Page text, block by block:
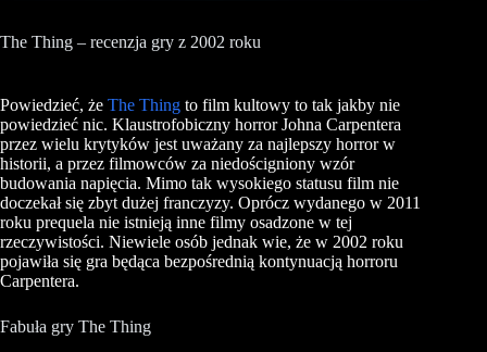
The Thing – recenzja gry z 2002 roku
Powiedzieć, że The Thing to film kultowy to tak jakby nie
powiedzieć nic. Klaustrofobiczny horror Johna Carpentera
przez wielu krytyków jest uważany za najlepszy horror w
historii, a przez filmowców za niedościgniony wzór
budowania napięcia. Mimo tak wysokiego statusu film nie
doczekał się zbyt dużej franczyzy. Oprócz wydanego w 2011
roku prequela nie istnieją inne filmy osadzone w tej
rzeczywistości. Niewiele osób jednak wie, że w 2002 roku
pojawiła się gra będąca bezpośrednią kontynuacją horroru
Carpentera.
Fabuła gry The Thing